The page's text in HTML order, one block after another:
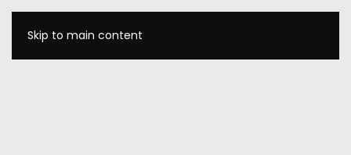
Skip to main content